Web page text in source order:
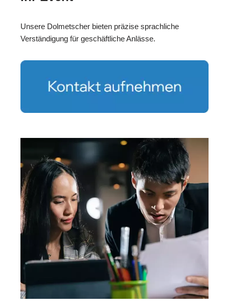
Unsere Dolmetscher bieten präzise sprachliche
Verständigung für geschäftliche Anlässe.